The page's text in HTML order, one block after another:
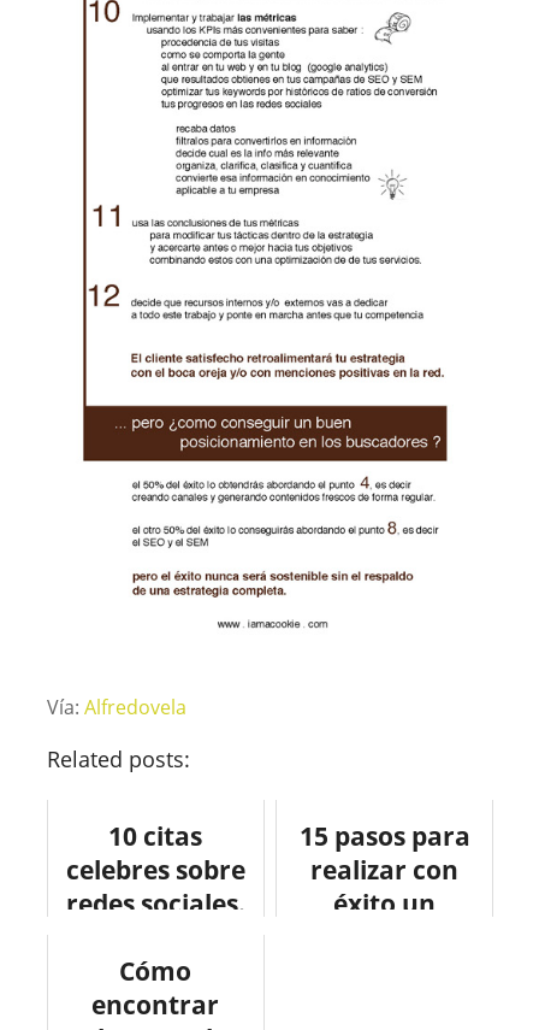
Vía: Alfredovela
Related posts:
10 citas
celebres sobre
redes sociales.
15 pasos para
realizar con
éxito un
Cómo
encontrar